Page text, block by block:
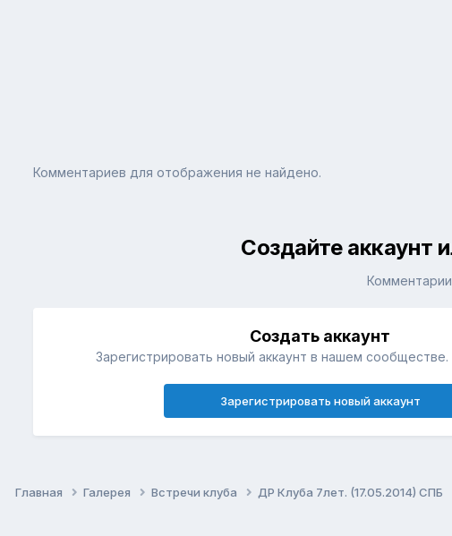
Комментариев для отображения не найдено.
Создайте аккаунт
Создать аккаунт
Зарегистрировать новый аккаунт в нашем
Зарегистрировать новый аккаунт
Главная Галерея Встречи клуба ДР Клуба 7лет. (17.05.2014) СПБ